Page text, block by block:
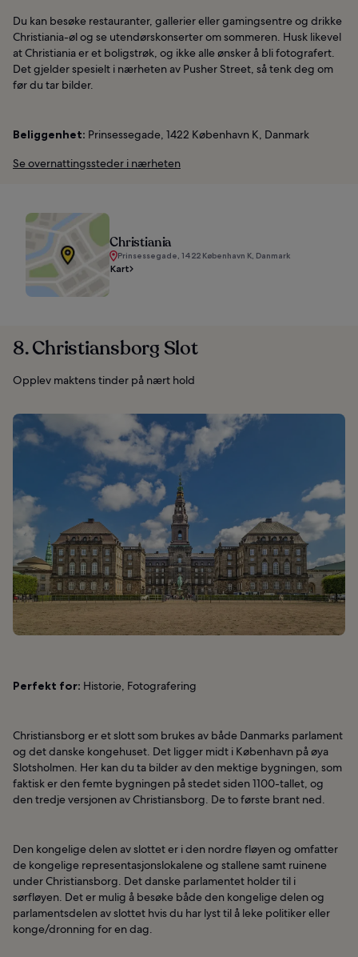
Du kan besøke restauranter, gallerier eller gamingsentre og drikke
Christiania-øl og se utendørskonserter om sommeren. Husk likevel
at Christiania er et boligstrøk, og ikke alle ønsker å bli fotografert.
Det gjelder spesielt i nærheten av Pusher Street, så tenk deg om
før du tar bilder.
Beliggenhet: Prinsessegade, 1422 København K, Danmark
Se overnattingssteder i nærheten
Christiania
Prinsessegade, 1422 København K, Danmark
Kart
8. Christiansborg Slot
Opplev maktens tinder på nært hold
Perfekt for: Historie, Fotografering
Christiansborg er et slott som brukes av både Danmarks parlament
og det danske kongehuset. Det ligger midt i København på øya
Slotsholmen. Her kan du ta bilder av den mektige bygningen, som
faktisk er den femte bygningen på stedet siden 1100-tallet, og
den tredje versjonen av Christiansborg. De to første brant ned.
Den kongelige delen av slottet er i den nordre fløyen og omfatter
de kongelige representasjonslokalene og stallene samt ruinene
under Christiansborg. Det danske parlamentet holder til i
sørfløyen. Det er mulig å besøke både den kongelige delen og
parlamentsdelen av slottet hvis du har lyst til å leke politiker eller
konge/dronning for en dag.